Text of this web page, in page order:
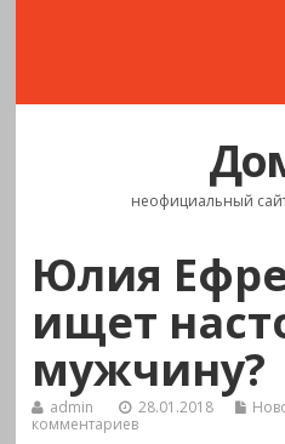
неофициальный
Юлия
ищет
мужчину?
admin 28.01.2018
комментариев